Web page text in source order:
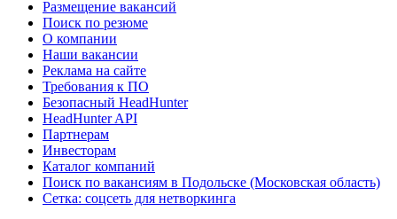
Размещение вакансий
Поиск по резюме
О компании
Наши вакансии
Реклама на сайте
Требования к ПО
Безопасный HeadHunter
HeadHunter API
Партнерам
Инвесторам
Каталог компаний
Поиск по вакансиям в Подольске (Московская область)
Сетка: соцсеть для нетворкинга